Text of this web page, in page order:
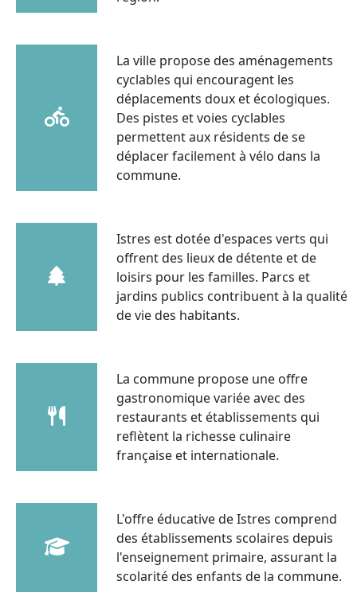
La ville propose des aménagements
cyclables qui encouragent les
déplacements doux et écologiques.
Des pistes et voies cyclables
permettent aux résidents de se
déplacer facilement à vélo dans la
commune.
Istres est dotée d'espaces verts qui
offrent des lieux de détente et de
loisirs pour les familles. Parcs et
jardins publics contribuent à la qualité
de vie des habitants.
La commune propose une offre
gastronomique variée avec des
restaurants et établissements qui
reflètent la richesse culinaire
française et internationale.
L'offre éducative de Istres comprend
des établissements scolaires depuis
l'enseignement primaire, assurant la
scolarité des enfants de la commune.